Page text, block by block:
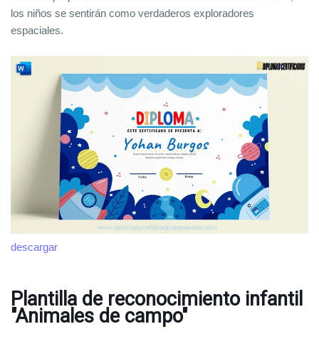
los niños se sentirán como verdaderos exploradores
espaciales.
descargar
Plantilla de reconocimiento infantil
"Animales de campo"